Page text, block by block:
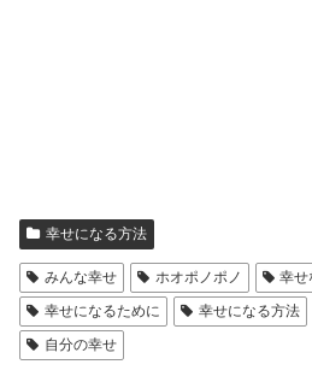
幸せになる方法
みんな幸せ ホオポノポノ 幸せ
幸せになるために
幸せになる方法
自分の幸せ